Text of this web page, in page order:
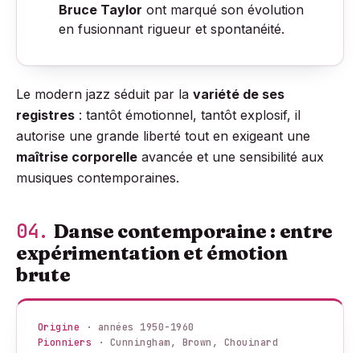
Bruce Taylor ont marqué son évolution
en fusionnant rigueur et spontanéité.
Le modern jazz séduit par la variété de ses
registres : tantôt émotionnel, tantôt explosif, il
autorise une grande liberté tout en exigeant une
maîtrise corporelle avancée et une sensibilité aux
musiques contemporaines.
04. Danse contemporaine : entre
expérimentation et émotion
brute
Origine · années 1950-1960
Pionniers · Cunningham, Brown, Chouinard